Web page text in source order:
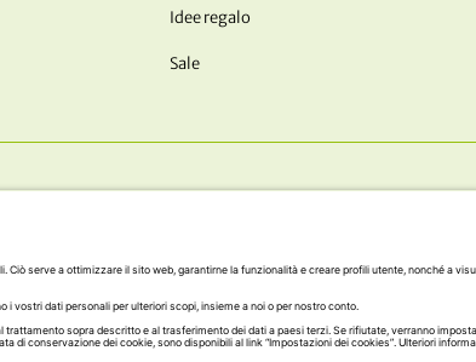
Idee regalo
Sale
I NOSTRI METODI DI PAGAMENTO